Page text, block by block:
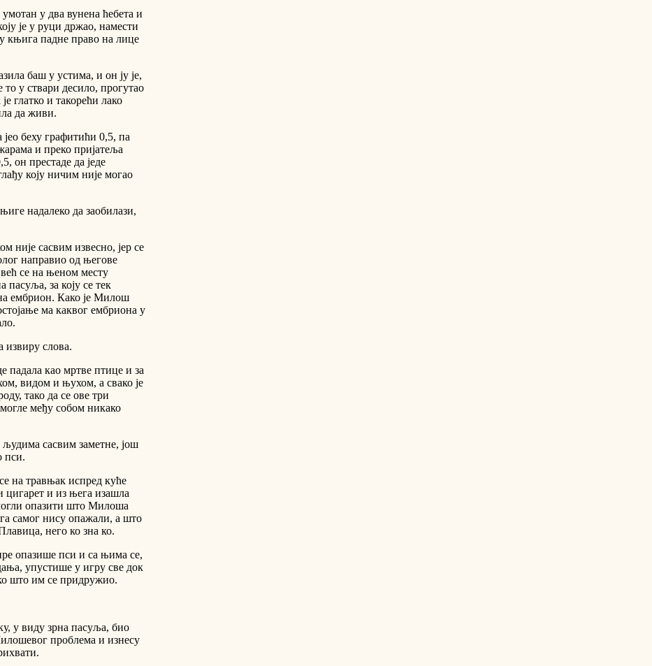
у два вунена ћебета и
је у руци држао, намести
књига падне право на лице
баш у устима, и он ју је,
то у ствари десило, прогутао
глатко и такорећи лако
да живи.
беху графитићи 0,5, па
и преко пријатеља
он престаде да једе
коју ничим није могао
надалеко да заобилази,
није сасвим извесно, јер се
направио од његове
се на њеном месту
пасуља, за коју се тек
ембрион. Како је Милош
ма каквог ембриона у
извиру слова.
падала као мртве птице и за
видом и њухом, а свако је
тако да се ове три
међу собом никако
сасвим заметне, још
пси.
на травњак испред куће
цигарет и из њега изашла
опазити што Милоша
самог нису опажали, а што
него ко зна ко.
опазише пси и са њима се,
упустише у игру све док
што им се придружио.
у виду зрна пасуља, био
проблема и изнесу